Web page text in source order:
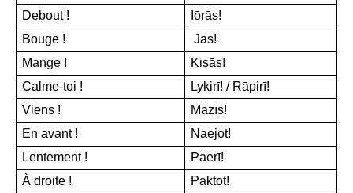
Debout !
Iōrās!
Bouge !
Jās!
Mange !
Kisās!
Calme-toi !
Lykirī! / Rāpirī!
Viens !
Māzīs!
En avant !
Naejot!
Lentement !
Paerī!
À droite !
Paktot!